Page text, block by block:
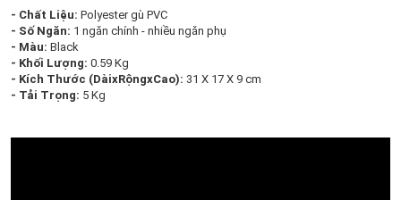
- Chất Liệu: Polyester gù PVC
- Số Ngăn: 1 ngăn chính - nhiều ngăn phụ
- Màu: Black
- Khối Lượng: 0.59 Kg
- Kích Thước (DàixRộngxCao): 31 X 17 X 9 cm
- Tải Trọng: 5 Kg